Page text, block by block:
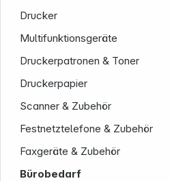
Drucker
Multifunktionsgeräte
Druckerpatronen & Toner
Druckerpapier
Scanner & Zubehör
Festnetztelefone & Zubehör
Faxgeräte & Zubehör
Bürobedarf
Service